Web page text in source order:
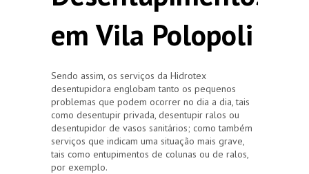
em Vila Polopoli
Sendo assim, os serviços da Hidrotex
desentupidora englobam tanto os pequenos
problemas que podem ocorrer no dia a dia, tais
como desentupir privada, desentupir ralos ou
desentupidor de vasos sanitários; como também
serviços que indicam uma situação mais grave,
tais como entupimentos de colunas ou de ralos,
por exemplo.